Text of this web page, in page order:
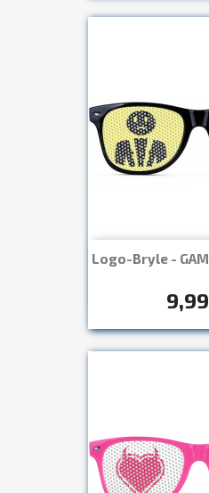
Logo-Bryle -
Szybki